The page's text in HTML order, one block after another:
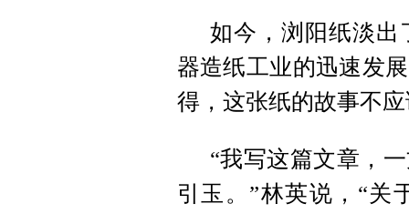
如今，浏阳纸淡出
器造纸工业的迅速发
得，这张纸的故事不
“我写这篇文章，
引玉。”林英说，“关